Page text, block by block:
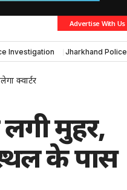
Advertise With Us
Investigation Jharkhand Police
क्वार्टर
मुहर,
के पास